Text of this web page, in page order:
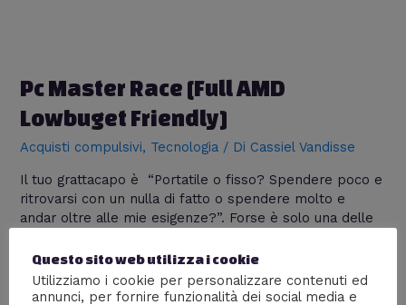
Pc Master Race [Full AMD
Lowbuget Friendly]
Acquisti compulsivi, Tecnologia / Di Cassiel Vandisse
Il tuo grattacapo è “Portatile o fisso? Spendere poco e
ritrovarsi con un nulla di fatto o spendere molto e
andar oltre alle mie esigenze?”. Forse è solo una delle
pc, spesso si sbaglia a non considerare le performance
di cui abbiamo necessità e concentrandoci solo …
Race
[Full
AMD
Lowbuget
Friendly]
Questo sito web utilizza i cookie
Utilizziamo i cookie per personalizzare contenuti ed
annunci, per fornire funzionalità dei social media e